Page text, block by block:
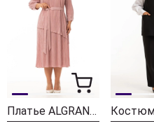
Платье ALGRANDA (Новелла Шарм) 4110-3